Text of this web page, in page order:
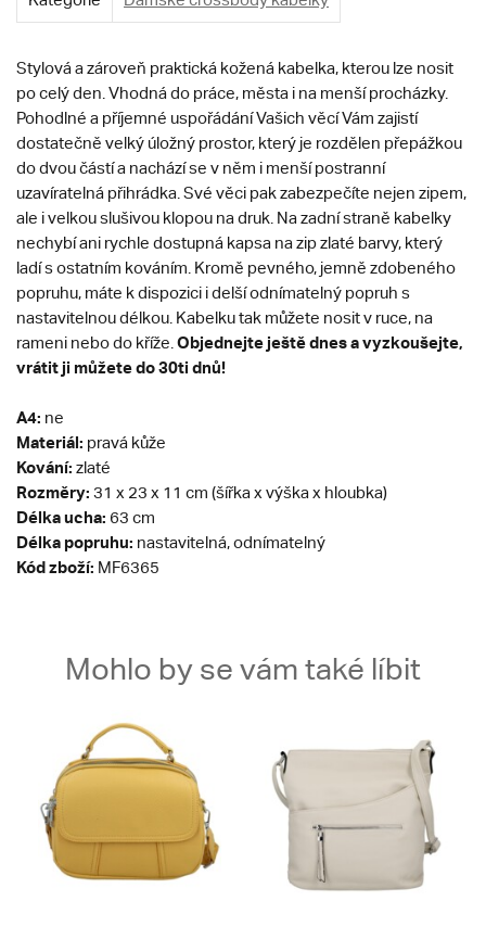
Stylová a zároveň praktická kožená kabelka, kterou lze nosit
po celý den. Vhodná do práce, města i na menší procházky.
Pohodlné a příjemné uspořádání Vašich věcí Vám zajistí
dostatečně velký úložný prostor, který je rozdělen přepážkou
do dvou částí a nachází se v něm i menší postranní
uzavíratelná přihrádka. Své věci pak zabezpečíte nejen zipem,
ale i velkou slušivou klopou na druk. Na zadní straně kabelky
nechybí ani rychle dostupná kapsa na zip zlaté barvy, který
ladí s ostatním kováním. Kromě pevného, jemně zdobeného
popruhu, máte k dispozici i delší odnímatelný popruh s
nastavitelnou délkou. Kabelku tak můžete nosit v ruce, na
rameni nebo do kříže. Objednejte ještě dnes a vyzkoušejte,
vrátit ji můžete do 30ti dnů!
A4: ne
Materiál: pravá kůže
Kování: zlaté
Rozměry: 31 x 23 x 11 cm (šířka x výška x hloubka)
Délka ucha: 63 cm
Délka popruhu: nastavitelná, odnímatelný
Kód zboží: MF6365
Mohlo by se vám také líbit